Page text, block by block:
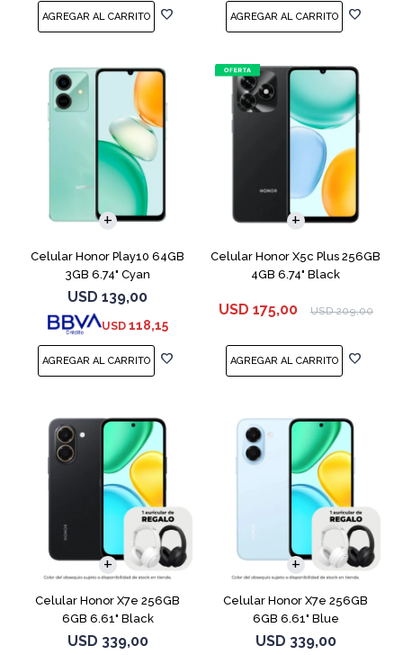
Celular Honor Play10 64GB
3GB 6.74" Cyan
USD 139,00
USD 118,15
COMPARAR
Celular Honor X5c Plus 256GB
4GB 6.74" Black
USD 175,00 USD 209,00
COMPARAR
Celular Honor X7e 256GB
6GB 6.61" Black
USD 339,00
COMPARAR
Celular Honor X7e 256GB
6GB 6.61" Blue
USD 339,00
COMPARAR